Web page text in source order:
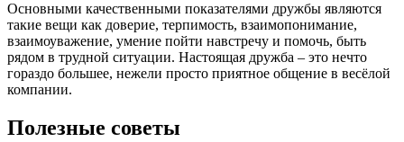
Основными качественными показателями дружбы являются
такие вещи как доверие, терпимость, взаимопонимание,
взаимоуважение, умение пойти навстречу и помочь, быть
рядом в трудной ситуации. Настоящая дружба – это нечто
гораздо большее, нежели просто приятное общение в весёлой
компании.
Полезные советы